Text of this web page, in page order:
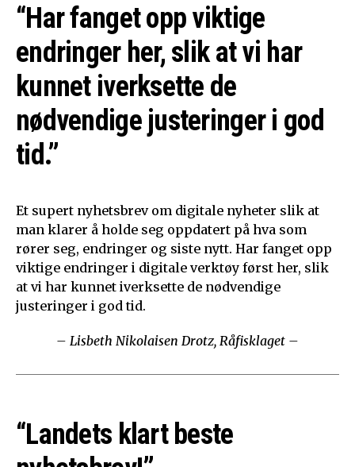
“Har fanget opp viktige
endringer her, slik at vi har
kunnet iverksette de
nødvendige justeringer i god
tid.”
Et supert nyhetsbrev om digitale nyheter slik at
man klarer å holde seg oppdatert på hva som
rører seg, endringer og siste nytt. Har fanget opp
viktige endringer i digitale verktøy først her, slik
at vi har kunnet iverksette de nødvendige
justeringer i god tid.
– Lisbeth Nikolaisen Drotz, Råfisklaget –
“Landets klart beste